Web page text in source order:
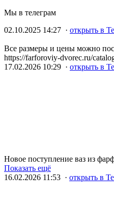
Мы в телеграм
02.10.2025 14:27 · открыть в
Все размеры и цены можно
https://farforoviy-dvorec.ru/
17.02.2026 10:29 · открыть в
Новое поступление ваз из
Показать ещё
16.02.2026 11:53 · открыть в